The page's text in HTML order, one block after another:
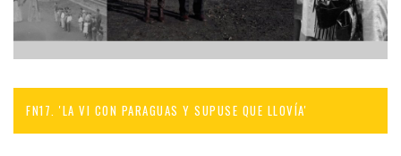
FN17. 'LA VI CON PARAGUAS Y SUPUSE QUE LLOVÍA'